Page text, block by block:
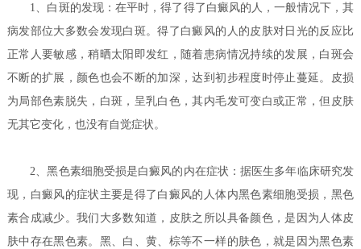
1、白斑的发现：在平时，得了得了白癜风的人，一般情况下，其
病发部位大多数会发现白斑。得了白癜风的人的皮肤对日光的反应比
正常人要敏感，稍晒太阳即发红，随着患病情况持续的发展，白斑会
不断的扩展，颜色也会不断的加深，达到初步程度时停止蔓延。皮损
为局部色素脱失，白斑，呈乳白色，其内毛发可变白或正常，但皮肤
无其它变化，也没有自觉症状。
2、黑色素细胞受损是白癜风的内在症状：据医生多年临床研究发
现，白癜风的症状主要是得了白癜风的人体内黑色素细胞受损，黑色
素合成减少。我们大多数知道，皮肤之所以具备颜色，是因为人体皮
肤中存在黑色素。黑、白、黄、棕等不一样的肤色，就是因为黑色素